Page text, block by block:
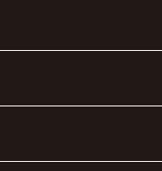
SIX NINE